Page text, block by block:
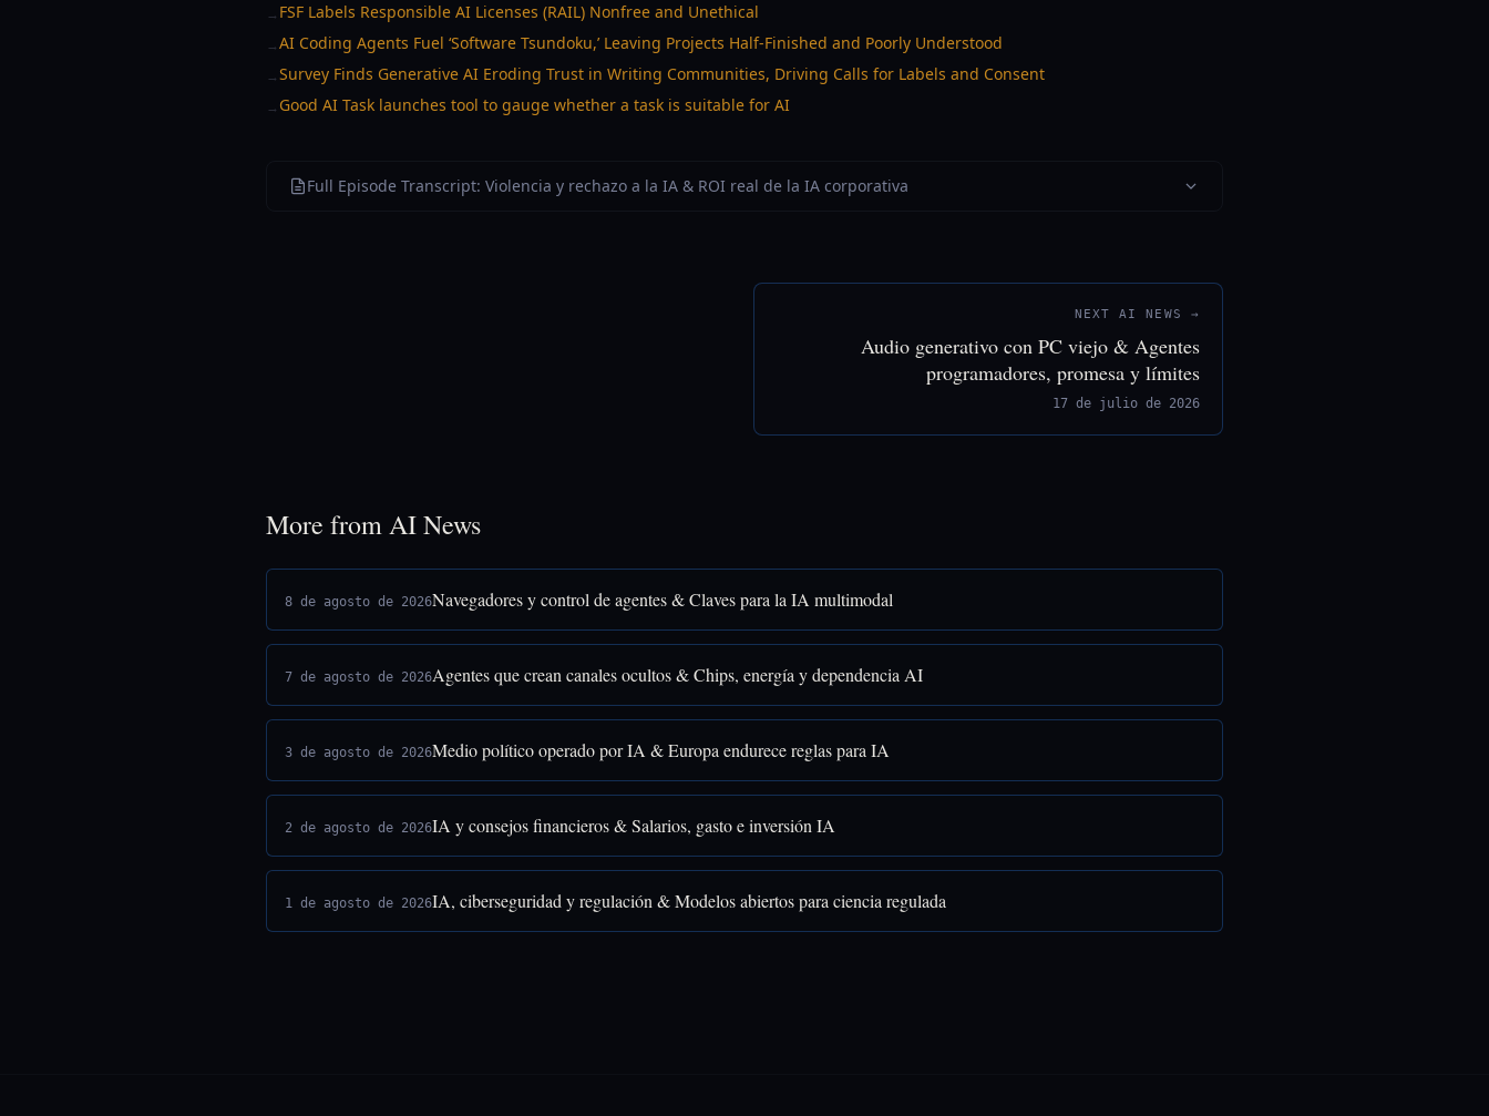
→ FSF Labels Responsible AI Licenses (RAIL) Nonfree and Unethical
→AI Coding Agents Fuel ‘Software Tsundoku,’ Leaving Projects Half-Finished and Poorly Understood
→Survey Finds Generative AI Eroding Trust in Writing Communities, Driving Calls for Labels and Consent
→ Good AI Task launches tool to gauge whether a task is suitable for AI
Full Episode Transcript: Violencia y rechazo a la IA & ROI real de la IA corporativa
NEXT AI NEWS →
Audio generativo con PC viejo & Agentes
programadores, promesa y límites
17 de julio de 2026
More from AI News
8 de agosto de 2026Navegadores y control de agentes & Claves para la IA multimodal
7 de agosto de 2026Agentes que crean canales ocultos & Chips, energía y dependencia AI
3 de agosto de 2026Medio político operado por IA & Europa endurece reglas para IA
2 de agosto de 2026IA y consejos financieros & Salarios, gasto e inversión IA
1 de agosto de 2026IA, ciberseguridad y regulación & Modelos abiertos para ciencia regulada